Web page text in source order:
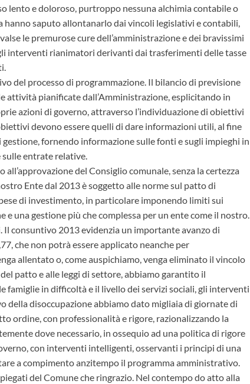
lento e doloroso, purtroppo nessuna alchimia contabile o
saputo allontanarlo dai vincoli legislativi e contabili,
le premurose cure dell’amministrazione e dei bravissimi
interventi rianimatori derivanti dai trasferimenti delle tasse
del processo di programmazione. Il bilancio di previsione
attività pianificate dall’Amministrazione, esplicitando in
azioni di governo, attraverso l’individuazione di obiettivi
devono essere quelli di dare informazioni utili, al fine
fornendo informazione sulle fonti e sugli impieghi in
entrate relative.
del Consiglio comunale, senza la certezza
Ente dal 2013 è soggetto alle norme sul patto di
di investimento, in particolare imponendo limiti sui
una gestione più che complessa per un ente come il nostro.
consuntivo 2013 evidenzia un importante avanzo di
che non potrà essere applicato neanche per
allentato o, come auspichiamo, venga eliminato il vincolo
patto e alle leggi di settore, abbiamo garantito il
famiglie in difficoltà e il livello dei servizi sociali, gli interventi
della disoccupazione abbiamo dato migliaia di giornate di
ordine, con professionalità e rigore, razionalizzando la
dove necessario, in ossequio ad una politica di rigore
con interventi intelligenti, osservanti i principi di una
a compimento anzitempo il programma amministrativo.
del Comune che ringrazio. Nel contempo do atto alla